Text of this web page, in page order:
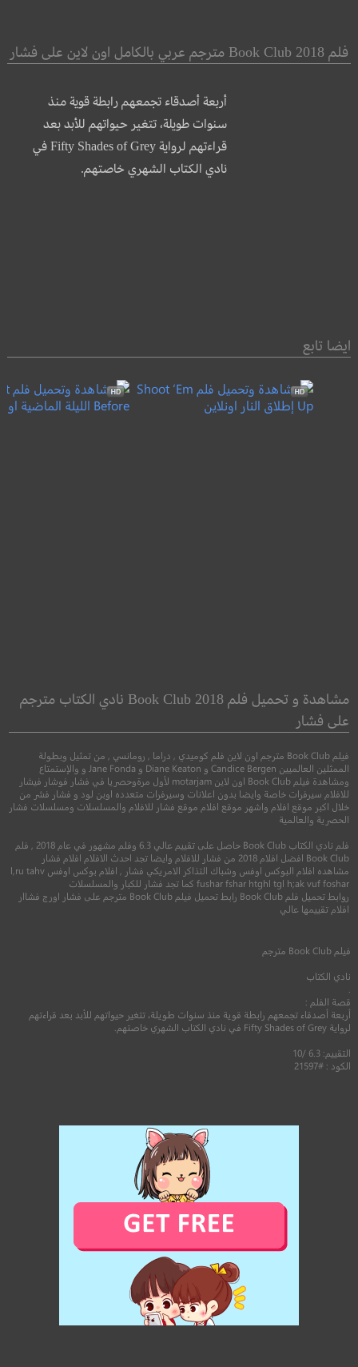
فلم Book Club 2018 مترجم عربي بالكامل اون لاين على فشار
أربعة أصدقاء تجمعهم رابطة قوية منذ
سنوات طويلة، تتغير حيواتهم للأبد بعد
قراءتهم لرواية Fifty Shades of Grey في
نادي الكتاب الشهري خاصتهم.
ايضا تابع
إطلاق النار
6.8
الليلة الماضية
7.2
مشاهدة و تحميل فلم Book Club 2018 نادي الكتاب مترجم
على فشار
فيلم Book Club مترجم اون لاين فلم كوميدي , دراما , رومانسي , من تمثيل وبطولة
الممثلين العالميين Candice Bergen و Diane Keaton و Jane Fonda و والإستمتاع
ومشاهدة فيلم Book Club اون لاين motarjam لأول مرةوحصريا في فشار فوشار فيشار
للافلام سيرفرات خاصة وايضا بدون اعلانات وسيرفرات متعدده اوبن لود و فشار فشر من
خلال اكبر موقع افلام واشهر موقع افلام موقع فشار للافلام والمسلسلات ومسلسلات فشار
الحصرية والعالمية
فلم نادي الكتاب Book Club حاصل على تقييم عالي 6.3 وفلم مشهور في عام 2018 , فلم
Book Club افضل افلام 2018 من فشار للافلام وايضا تجد احدث الافلام افلام فشار
مشاهده افلام البوكس اوفس وشباك التذاكر الامريكي فشار , افلام بوكس اوفس l,ru tahv
fushar fshar htghl tgl h;ak vuf foshar كما تجد فشار للكبار والمسلسلات
روابط تحميل فلم Book Club رابط تحميل فيلم Book Club مترجم على فشار اورج فشاار
افلام تقييمها عالي
فيلم Book Club مترجم
نادي الكتاب
قصة الفلم :
أربعة أصدقاء تجمعهم رابطة قوية منذ سنوات طويلة، تتغير حيواتهم للأبد بعد قراءتهم
لرواية Fifty Shades of Grey في نادي الكتاب الشهري خاصتهم.
التقييم: 6.3 /10
الكود : #21597